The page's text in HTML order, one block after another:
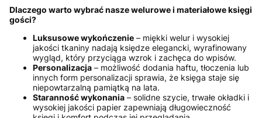
Dlaczego warto wybrać nasze welurowe i materiałowe księgi
gości?
Luksusowe wykończenie – miękki welur i wysokiej
jakości tkaniny nadają księdze elegancki, wyrafinowany
wygląd, który przyciąga wzrok i zachęca do wpisów.
Personalizacja – możliwość dodania haftu, tłoczenia lub
innych form personalizacji sprawia, że księga staje się
niepowtarzalną pamiątką na lata.
Staranność wykonania – solidne szycie, trwałe okładki i
wysokiej jakości papier zapewniają długowieczność